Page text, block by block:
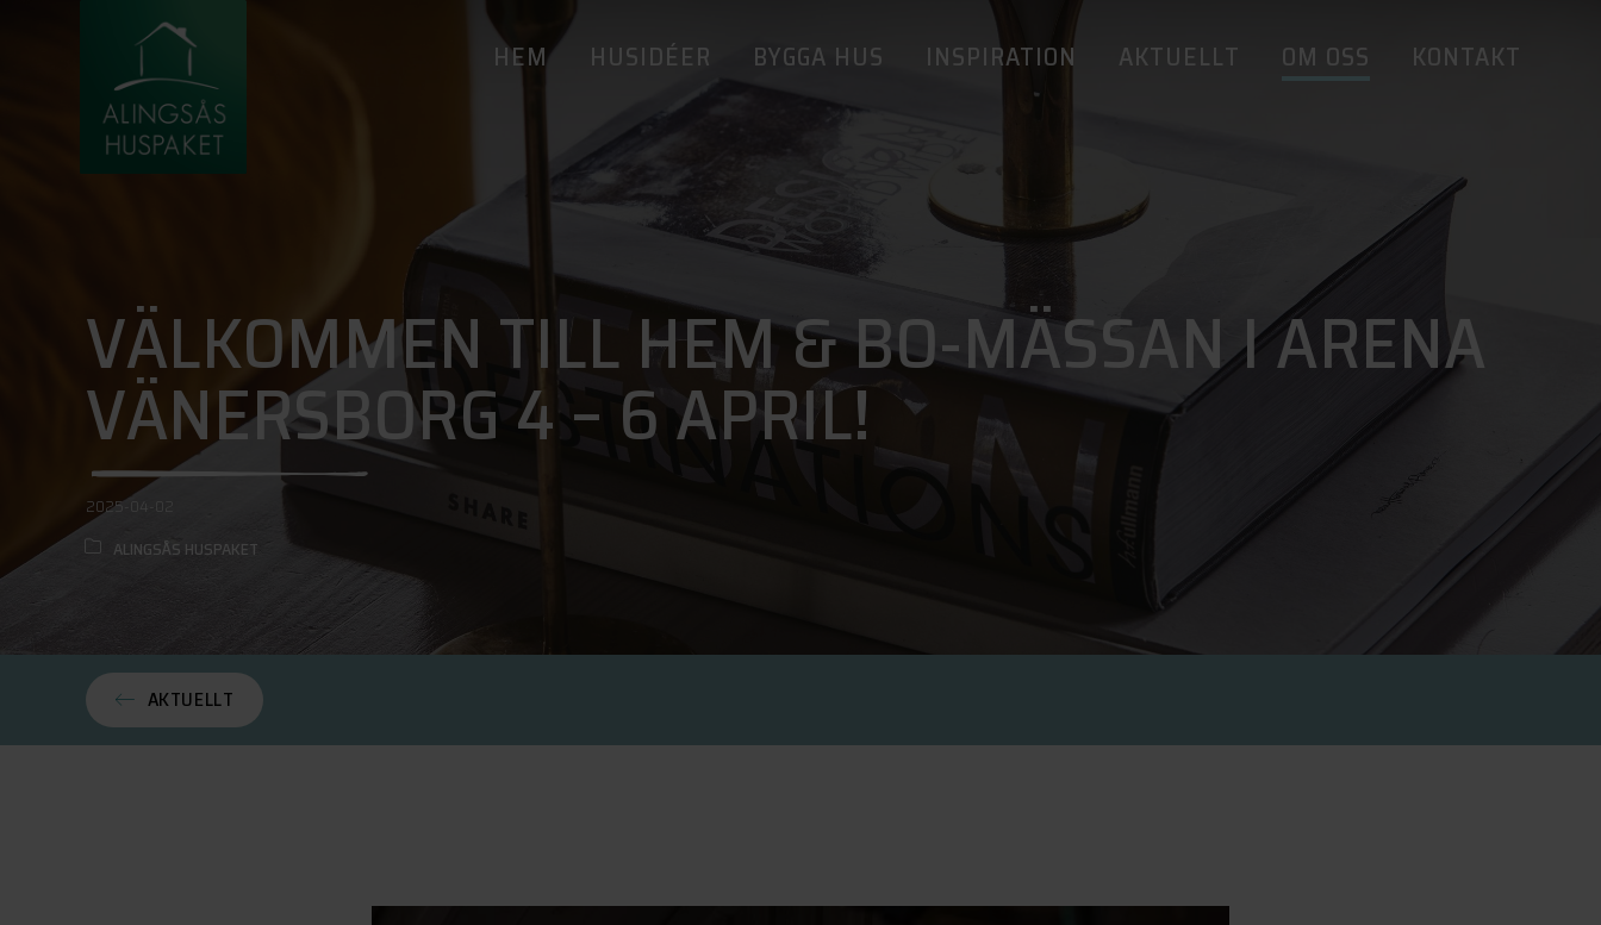
HEM HUSIDÉER BYGGA HUS INSPIRATION AKTUELLT OM OSS KONTAKT
VÄLKOMMEN TILL HEM & BO-MÄSSAN I ARENA
VÄNERSBORG 4 – 6 APRIL!
2025-04-02
ALINGSÅS HUSPAKET
AKTUELLT